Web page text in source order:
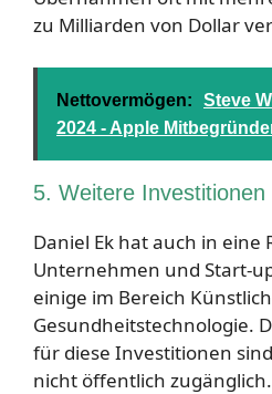
zu Milliarden von Dollar
Nettovermögen:
Steve
2024 - Apple
5. Weitere Investitionen
Daniel Ek hat auch in eine
Unternehmen und Start-
einige im Bereich
Gesundheitstechnologie.
für diese Investitionen
nicht öffentlich zugänglich.